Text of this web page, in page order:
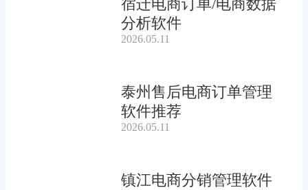
宿迁电商订单/电商数据
分析软件
2026.05.11
泰州售后电商订单管理
软件推荐
2026.05.11
镇江电商分销管理软件